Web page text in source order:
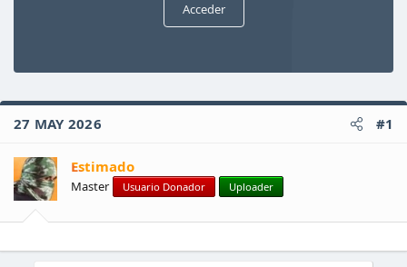
Acceder
27 MAY 2026 #1
Estimado
Master Usuario Donador Uploader